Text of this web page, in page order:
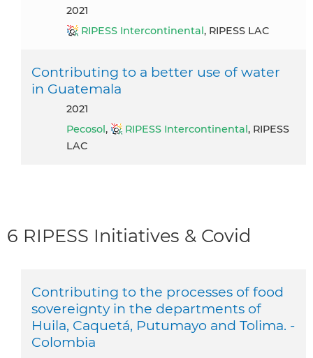
2021
RIPESS Intercontinental , RIPESS LAC
Contributing to a better use of water
in Guatemala
2021
Pecosol , RIPESS Intercontinental , RIPESS
LAC
6 RIPESS Initiatives & Covid
Contributing to the processes of food
sovereignty in the departments of
Huila, Caquetá, Putumayo and Tolima. -
Colombia